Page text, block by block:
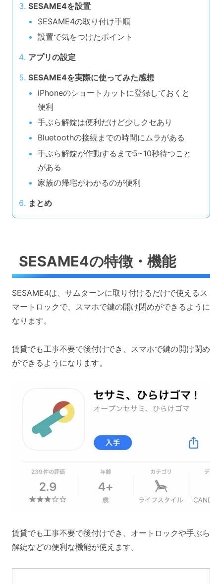
SESAME4を設置
SESAME4の取り付け手順
設置で気をつけたポイント
アプリの設定
SESAME4を実際に使ってみた感想
iPhoneのショートカットに登録しておくと
便利
手ぶら解錠は便利だけど少しクセあり
Bluetoothの接続までの時間にムラがある
手ぶら解錠が作動するまで5~10秒待つこと
がある
家族の帰宅がわかるのが便利
まとめ
SESAME4の特徴・機能
SESAME4は、サムターンに取り付けるだけで使えるス
マートロックで、スマホで鍵の開け閉めができるように
なります。
賃貸でも工事不要で後付けでき、スマホで鍵の開け閉め
ができるようになります。
賃貸でも工事不要で後付けでき、オートロックや手ぶら
解錠などの便利な機能が使えます。